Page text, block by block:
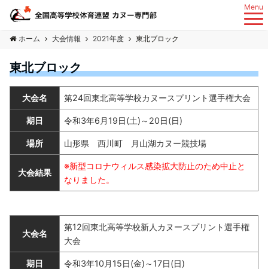
Menu
ホーム 大会情報 2021年度 東北ブロック
東北ブロック
大会名 第24回東北高等学校カヌースプリント選手権大会
期日 令和3年6月19日(土)～20日(日)
場所 山形県 西川町 月山湖カヌー競技場
大会結果
※新型コロナウィルス感染拡大防止のため中止と
なりました。
大会名
第12回東北高等学校新人カヌースプリント選手権
大会
期日 令和3年10月15日(金)～17日(日)